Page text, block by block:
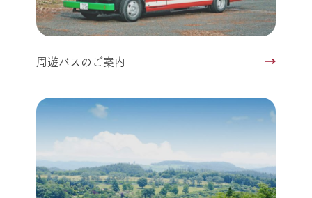
周遊バスのご案内